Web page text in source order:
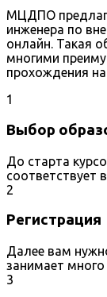
МЦДПО
инженера по
онлайн. Такая
многими
прохождения
1
Выбор
До старта
соответствует
2
Регистрация
Далее вам
занимает много
3